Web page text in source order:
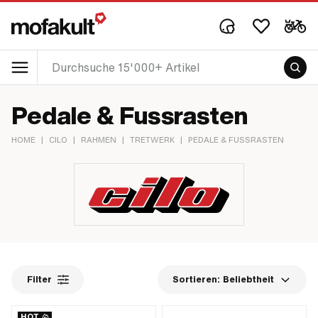
Pedale & Fussrasten
HOME | CILO | RAHMEN | TRETWERK | PEDALE & FUSSRASTEN
Filter Sortieren: Beliebtheit